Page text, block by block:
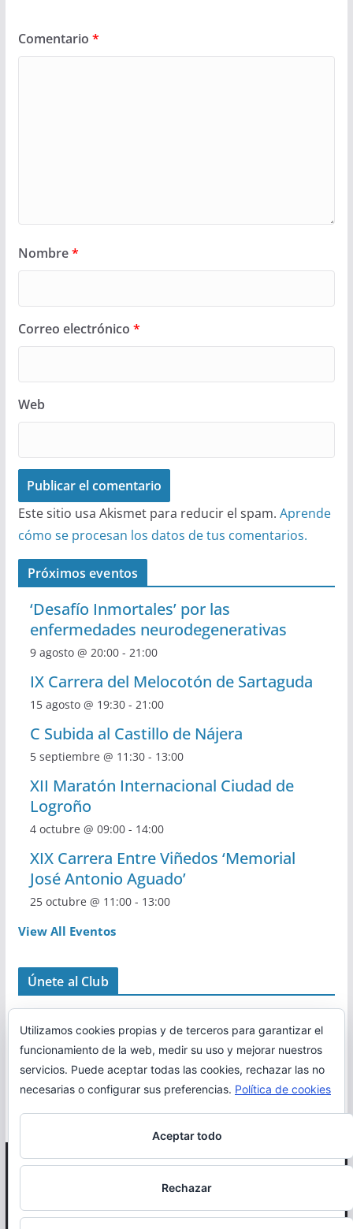
Comentario *
Nombre*
Correo electrónico *
Web
Este sitio usa Akismet para reducir el spam. Aprende
cómo se procesan los datos de tus comentarios.
Próximos eventos
‘Desafío Inmortales’ por las
enfermedades neurodegenerativas
9 agosto @ 20:00- 21:00
IX Carrera del Melocotón de Sartaguda
15 agosto @ 19:30- 21:00
C Subida al Castillo de Nájera
5 septiembre @ 11:30- 13:00
XII Maratón Internacional Ciudad de
Logroño
4 octubre @ 09:00- 14:00
XIX Carrera Entre Viñedos ‘Memorial
José Antonio Aguado’
25 octubre @ 11:00- 13:00
View All Eventos
Únete al Club
Correr en La Rioja
reservados.
Utilizamos cookies propias y de terceros para garantizar el
funcionamiento de la web, medir su uso y mejorar nuestros
servicios. Puede aceptar todas las cookies, rechazar las no
necesarias o configurar sus preferencias. Política de cookies
Aceptar todo
Rechazar